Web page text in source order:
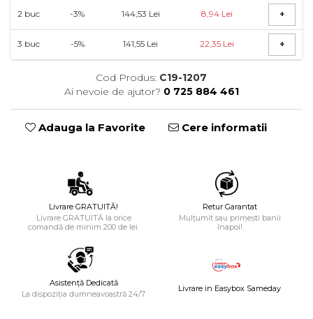
2 buc -3% 144,53 Lei 8,94 Lei +
3 buc -5% 141,55 Lei 22,35 Lei +
Cod Produs: C19-1207
Ai nevoie de ajutor? 0 725 884 461
Adauga la Favorite Cere informatii
Livrare GRATUITĂ!
Livrare GRATUITĂ la orice
comandă de minim 200 de lei.
Retur Garantat
Mulțumit sau primești banii
înapoi!
Asistență Dedicată
La dispoziția dumneavoastră 24/7
Livrare in Easybox Sameday